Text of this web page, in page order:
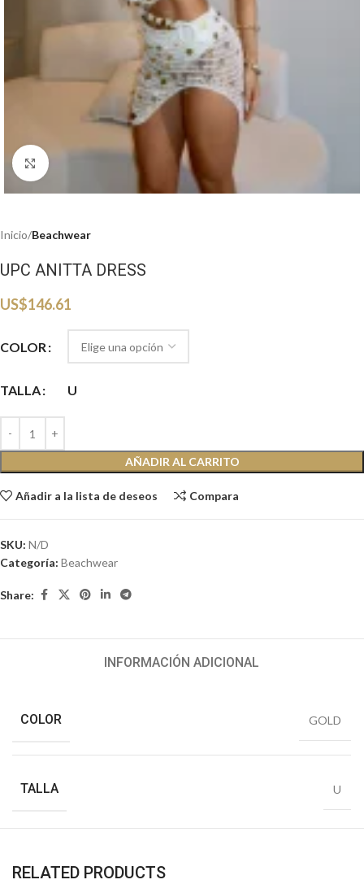
Haga clic para ampliar
Inicio Beachwear
UPC ANITTA DRESS
US$146.61
COLOR
TALLA U
AÑADIR AL CARRITO
Añadir a la lista de deseos Compara
SKU: N/D
Categoría: Beachwear
Share:
INFORMACIÓN ADICIONAL
COLOR GOLD
TALLA U
RELATED PRODUCTS